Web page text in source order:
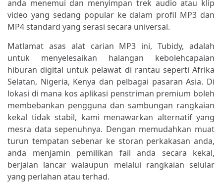
anda menemui dan menyimpan trek audio atau klip
video yang sedang popular ke dalam profil MP3 dan
MP4 standard yang serasi secara universal.
Matlamat asas alat carian MP3 ini, Tubidy, adalah
untuk menyelesaikan halangan kebolehcapaian
hiburan digital untuk pelawat di rantau seperti Afrika
Selatan, Nigeria, Kenya dan pelbagai pasaran Asia. Di
lokasi di mana kos aplikasi penstriman premium boleh
membebankan pengguna dan sambungan rangkaian
kekal tidak stabil, kami menawarkan alternatif yang
mesra data sepenuhnya. Dengan memudahkan muat
turun tempatan sebenar ke storan perkakasan anda,
anda menjamin pemilikan fail anda secara kekal,
berjalan lancar walaupun melalui rangkaian selular
yang perlahan atau terhad.